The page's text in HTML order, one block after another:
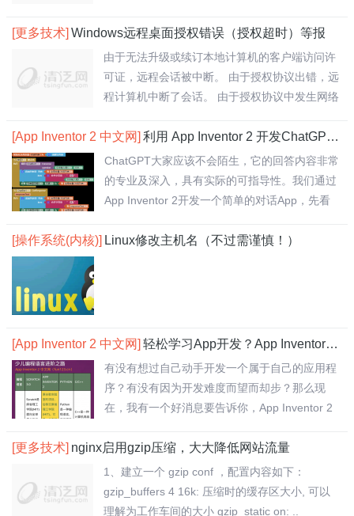
[更多技术] Windows远程桌面授权错误（授权超时）等报
由于无法升级或续订本地计算机的客户端访问许
可证，远程会话被中断。 由于授权协议出错，远
程计算机中断了会话。 由于授权协议中发生网络
[App Inventor 2 中文网] 利用 App Inventor 2 开发ChatGPT应用
ChatGPT大家应该不会陌生，它的回答内容非常
的专业及深入，具有实际的可指导性。我们通过
App Inventor 2开发一个简单的对话App，先看
[操作系统(内核)] Linux修改主机名（不过需谨慎！）
[App Inventor 2 中文网] 轻松学习App开发？App Inventor 2 中文网搞定！
有没有想过自己动手开发一个属于自己的应用程
序？有没有因为开发难度而望而却步？那么现
在，我有一个好消息要告诉你，App Inventor 2
[更多技术] nginx启用gzip压缩，大大降低网站流量
1、建立一个 gzip conf ，配置内容如下：
gzip_buffers 4 16k: 压缩时的缓存区大小, 可以
理解为工作车间的大小 gzip_static on: ..